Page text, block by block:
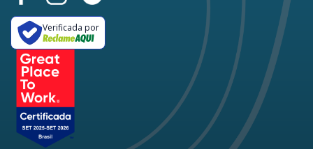
Verificada por